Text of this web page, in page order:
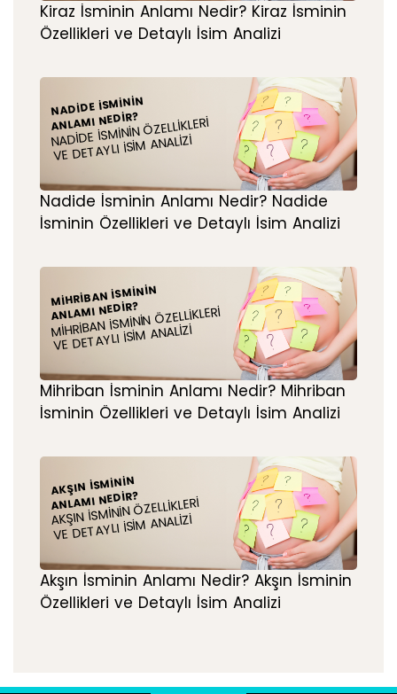
Kiraz İsminin Anlamı Nedir? Kiraz İsminin
Özellikleri ve Detaylı İsim Analizi
NADIDE İSMININ
ANLAMI NEDIR?
NADIDE İSMININ ÖZELLIKLERI
VE DETAYLI İSIM ANALIZI
Nadide İsminin Anlamı Nedir? Nadide
İsminin Özellikleri ve Detaylı İsim Analizi
MIHRIBAN İSMININ
ANLAMI NEDIR?
MIHRIBAN İSMININ ÖZELLIKLERI
VE DETAYLI İSIM ANALIZI
Mihriban İsminin Anlamı Nedir? Mihriban
İsminin Özellikleri ve Detaylı İsim Analizi
AKŞIN İSMININ
ANLAMI NEDIR?
AKŞIN İSMININ ÖZELLIKLERI
VE DETAYLI İSIM ANALIZI
Akşın İsminin Anlamı Nedir? Akşın İsminin
Özellikleri ve Detaylı İsim Analizi